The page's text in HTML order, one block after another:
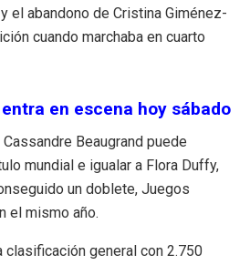
el abandono de Cristina Giménez-
cuando marchaba en cuarto
en escena hoy sábado
Beaugrand puede
mundial e igualar a Flora Duffy,
un doblete, Juegos
el mismo año.
clasificación general con 2.750